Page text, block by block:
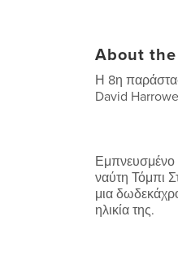
About
Η 8η
David
Εμπνευσμένο
ναύτη Τόμπι
μια
ηλικία της.